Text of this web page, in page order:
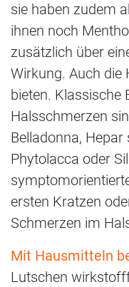
sie haben zudem
ihnen noch
zusätzlich über
Wirkung. Auch die
bieten. Klassische
Halsschmerzen
Belladonna,
Phytolacca oder
ersten Kratzen
Schmerzen im
Mit Hausmitteln
Lutschen